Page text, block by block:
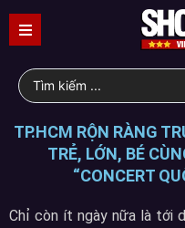
TP.HCM RỘN RÀNG
TRẺ, LỚN, BÉ
“CONCERT
Chỉ còn ít ngày nữa là tới